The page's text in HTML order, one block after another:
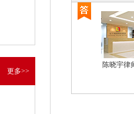
更多>>
陈晓宇律